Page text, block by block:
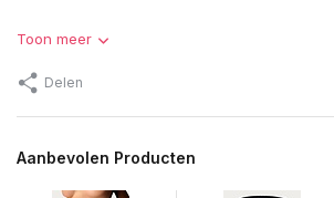
Toon meer
Delen
Aanbevolen Producten